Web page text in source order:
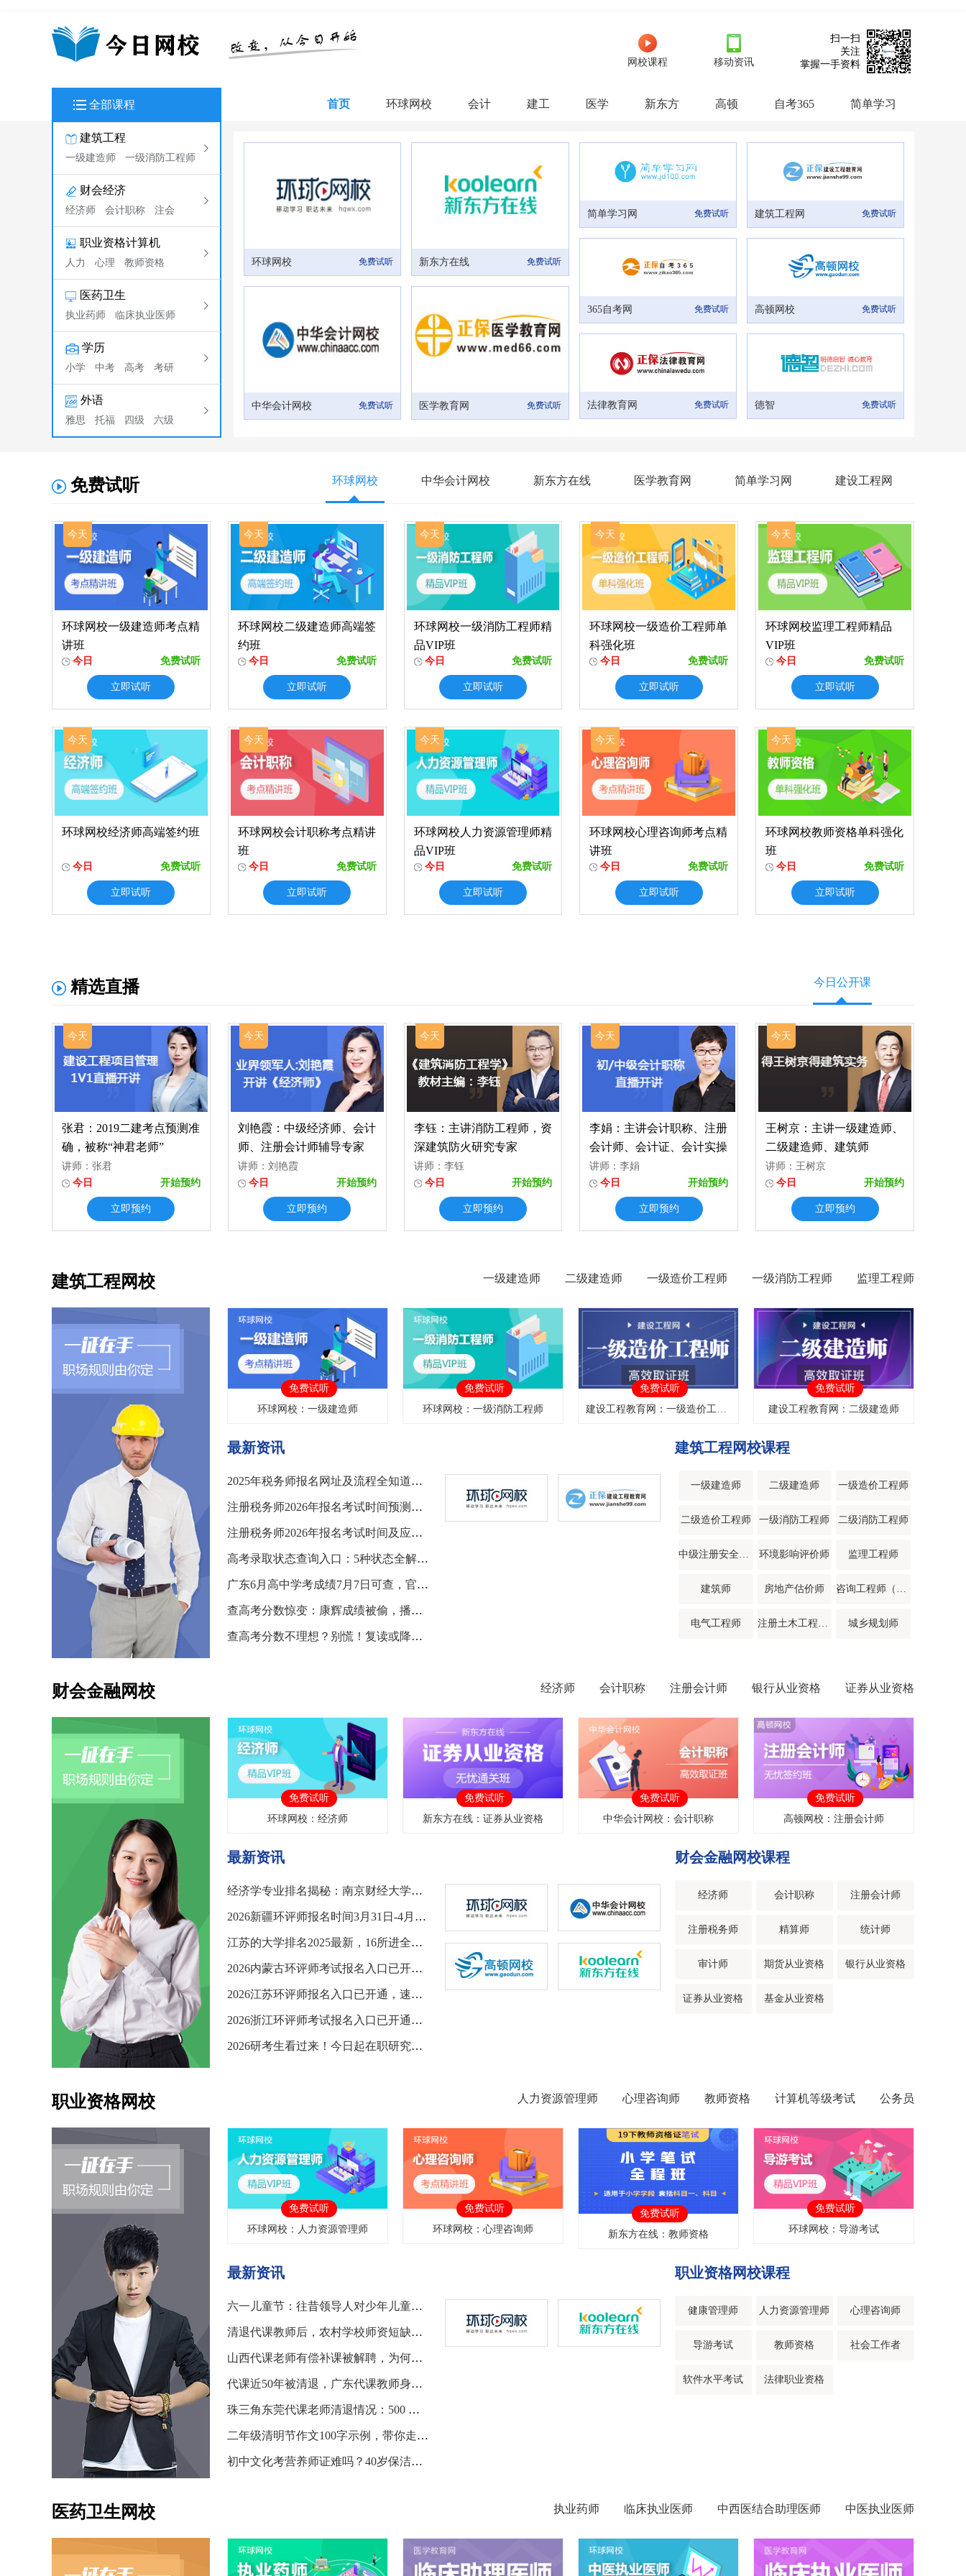
网校课程 移动资讯
扫一扫
关注
掌握一手资料
全部课程 首页 环球网校 会计 建工 医学 新东方 高顿 自考365 简单学习
建筑工程
一级建造师 一级消防工程师
财会经济
经济师 会计职称 注会
职业资格计算机
人力 心理 教师资格
医药卫生
执业药师 临床执业医师
学历
小学 中考 高考 考研
外语
雅思 托福 四级 六级
环球网校 免费试听 新东方在线 免费试听
中华会计网校 免费试听 医学教育网 免费试听
简单学习网 免费试听 建筑工程网 免费试听
365自考网 免费试听 高顿网校 免费试听
法律教育网 免费试听 德智 免费试听
免费试听 环球网校 中华会计网校 新东方在线 医学教育网 简单学习网 建设工程网
今天
环球网校一级建造师考点精
讲班
今日 免费试听
立即试听
今天
环球网校二级建造师高端签
约班
今日 免费试听
立即试听
今天
环球网校一级消防工程师精
品VIP班
今日 免费试听
立即试听
今天
环球网校一级造价工程师单
科强化班
今日 免费试听
立即试听
今天
环球网校监理工程师精品
VIP班
今日 免费试听
立即试听
今天
环球网校经济师高端签约班
今日 免费试听
立即试听
今天
环球网校会计职称考点精讲
班
今日 免费试听
立即试听
今天
环球网校人力资源管理师精
品VIP班
今日 免费试听
立即试听
今天
环球网校心理咨询师考点精
讲班
今日 免费试听
立即试听
今天
环球网校教师资格单科强化
班
今日 免费试听
立即试听
精选直播 今日公开课
今天
张君：2019二建考点预测准
确，被称“神君老师”
讲师：张君
今日
开始预约
立即预约
今天
刘艳霞：中级经济师、会计
师、注册会计师辅导专家
讲师：刘艳霞
今日
开始预约
立即预约
今天
李钰：主讲消防工程师，资
深建筑防火研究专家
讲师：李钰
今日
开始预约
立即预约
今天
李娟：主讲会计职称、注册
会计师、会计证、会计实操
讲师：李娟
今日
开始预约
立即预约
今天
王树京：主讲一级建造师、
二级建造师、建筑师
讲师：王树京
今日
开始预约
立即预约
建筑工程网校 一级建造师 二级建造师 一级造价工程师 一级消防工程师 监理工程师
免费试听
环球网校：一级建造师
免费试听
环球网校：一级消防工程师
免费试听
建设工程教育网：一级造价工程师
免费试听
建设工程教育网：二级建造师
最新资讯
2025年税务师报名网址及流程全知道，2026年呢？
注册税务师2026年报名考试时间预测及报考条件详解
注册税务师2026年报名考试时间及应届生免试条件
高考录取状态查询入口：5种状态全解析，读懂信号不慌张
广东6月高中学考成绩7月7日可查，官微小程序查询入口
查高考分数惊变：康辉成绩被偷，播音梦险断送
查高考分数不理想？别慌！复读或降级选好专业
建筑工程网校课程
一级建造师 二级建造师 一级造价工程师
二级造价工程师 一级消防工程师 二级消防工程师
中级注册安全工程师 环境影响评价师 监理工程师
建筑师 房地产估价师 咨询工程师（投资）
电气工程师 注册土木工程师（岩土） 城乡规划师
化工工程师 暖通工程师 房地产经纪人
招标师 BIM
财会金融网校 经济师 会计职称 注册会计师 银行从业资格 证券从业资格
免费试听
环球网校：经济师
免费试听
新东方在线：证券从业资格
免费试听
中华会计网校：会计职称
免费试听
高顿网校：注册会计师
最新资讯
经济学专业排名揭秘：南京财经大学实力如何
2026新疆环评师报名时间3月31日-4月14日，考前一周打印准考证
江苏的大学排名2025最新，16所进全国百强，考生收藏
2026内蒙古环评师考试报名入口已开通，速进中国人事网报名
2026江苏环评师报名入口已开通，速登中国人事考试网
2026浙江环评师考试报名入口已开通，速上中国人事考试网
2026研考生看过来！今日起在职研究生准考证这样打印
财会金融网校课程
经济师 会计职称 注册会计师
注册税务师 精算师 统计师
审计师 期货从业资格 银行从业资格
证券从业资格 基金从业资格
职业资格网校 人力资源管理师 心理咨询师 教师资格 计算机等级考试 公务员
免费试听
环球网校：人力资源管理师
免费试听
环球网校：心理咨询师
免费试听
新东方在线：教师资格
免费试听
环球网校：导游考试
最新资讯
六一儿童节：往昔领导人对少年儿童的亲切关怀与期望故事
清退代课教师后，农村学校师资短缺问题更严峻了
山西代课老师有偿补课被解聘，为何获学生家长同情？
代课近50年被清退，广东代课教师身份问题解决遇阻
珠三角东莞代课老师清退情况：500 多名教师拿赔偿离岗
二年级清明节作文100字示例，带你走进清明追思情
初中文化考营养师证难吗？40岁保洁员亲历告诉你
职业资格网校课程
健康管理师 人力资源管理师 心理咨询师
导游考试 教师资格 社会工作者
软件水平考试 法律职业资格
医药卫生网校 执业药师 临床执业医师 中西医结合助理医师 中医执业医师